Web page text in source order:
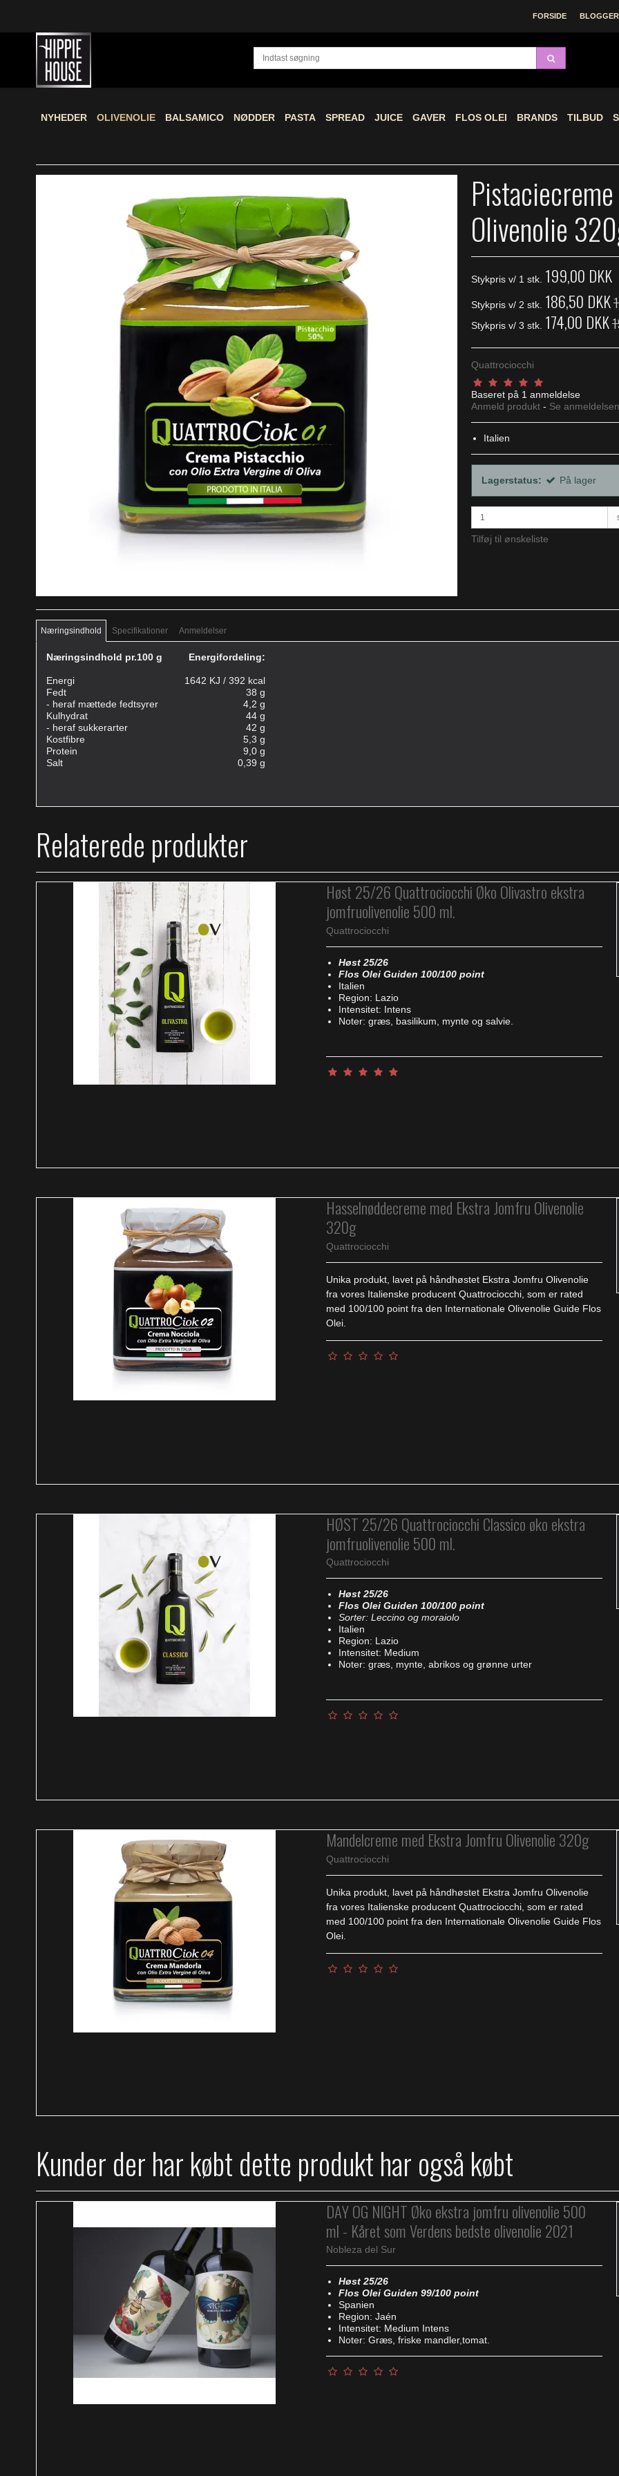
FORSIDE
NYHEDER OLIVENOLIE BALSAMICO NØDDER PASTA SPREAD JUICE GAVER FLOS OLEI BRANDS TILBUD
Olivenolie
Stykpris v/ 1 stk. 199,00 DKK
Stykpris v/ 2 stk. 186,50 DKK
Stykpris v/ 3 stk. 174,00 DKK
Quattrociocchi
Baseret på 1 anmeldelse
Anmeld produkt - Se anmeldelsen
Italien
Lagerstatus: På lager
Tilføj til ønskeliste
Næringsindhold Specifikationer Anmeldelser
Næringsindhold pr.100 g Energifordeling:
Energi
1642 KJ / 392 kcal
Fedt
38 g
- heraf mættede fedtsyrer
4,2 g
Kulhydrat
44 g
- heraf sukkerarter
42 g
Kostfibre
5,3 g
Protein
9,0 g
Salt
0,39 g
Relaterede produkter
Høst 25/26 Quattrociocchi Øko Olivastro ekstra
jomfruolivenolie 500 ml.
Quattrociocchi
Høst 25/26
Flos Olei Guiden 100/100 point
Italien
Region: Lazio
Intensitet: Intens
Noter: græs, basilikum, mynte og salvie.
Hasselnøddecreme med Ekstra Jomfru Olivenolie
320g
Quattrociocchi
Unika produkt, lavet på håndhøstet Ekstra Jomfru Olivenolie
fra vores Italienske producent Quattrociocchi, som er rated
med 100/100 point fra den Internationale Olivenolie Guide Flos
Olei.
HØST 25/26 Quattrociocchi Classico øko ekstra
jomfruolivenolie 500 ml.
Quattrociocchi
Høst 25/26
Flos Olei Guiden 100/100 point
Sorter: Leccino og moraiolo
Italien
Region: Lazio
Intensitet: Medium
Noter: græs, mynte, abrikos og grønne urter
Mandelcreme med Ekstra Jomfru Olivenolie 320g
Quattrociocchi
Unika produkt, lavet på håndhøstet Ekstra Jomfru Olivenolie
fra vores Italienske producent Quattrociocchi, som er rated
med 100/100 point fra den Internationale Olivenolie Guide Flos
Olei.
Kunder der har købt dette produkt har også købt
DAY OG NIGHT Øko ekstra jomfru olivenolie 500
ml - Kåret som Verdens bedste olivenolie 2021
Nobleza del Sur
Høst 25/26
Flos Olei Guiden 99/100 point
Spanien
Region: Jaén
Intensitet: Medium Intens
Noter: Græs, friske mandler,tomat.